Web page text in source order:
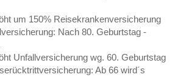
um 150% Reisekrankenversicherung
Nach 80. Geburtstag -
Unfallversicherung wg. 60. Geburtstag
Ab 66 wird´s